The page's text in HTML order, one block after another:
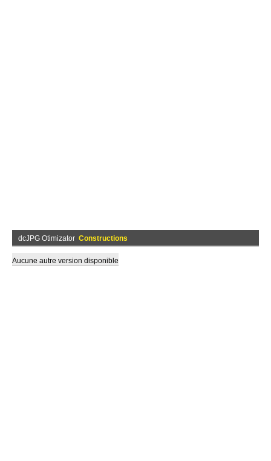
dcJPG Otimizator Constructions
Aucune autre version disponible